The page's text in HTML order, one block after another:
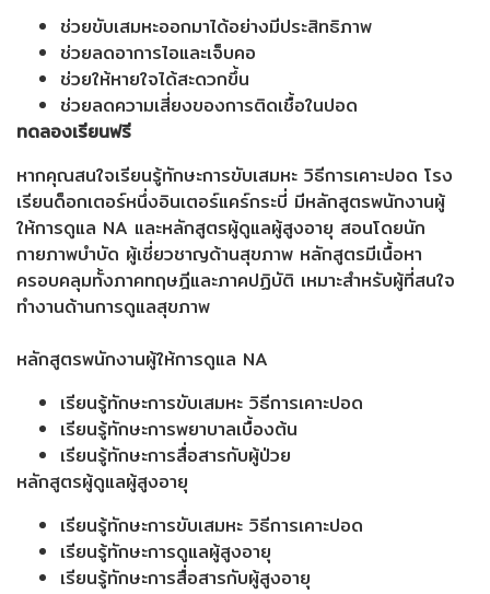
ช่วยขับเสมหะออกมาได้อย่างมีประสิทธิภาพ
ช่วยลดอาการไอและเจ็บคอ
ช่วยให้หายใจได้สะดวกขึ้น
ช่วยลดความเสี่ยงของการติดเชื้อในปอด
ทดลองเรียนฟรี
หากคุณสนใจเรียนรู้ทักษะการขับเสมหะ วิธีการเคาะปอด โรง
เรียนด็อกเตอร์หนึ่งอินเตอร์แคร์กระบี่ มีหลักสูตรพนักงานผู้
ให้การดูแล NA และหลักสูตรผู้ดูแลผู้สูงอายุ สอนโดยนัก
กายภาพบำบัด ผู้เชี่ยวชาญด้านสุขภาพ หลักสูตรมีเนื้อหา
ครอบคลุมทั้งภาคทฤษฎีและภาคปฏิบัติ เหมาะสำหรับผู้ที่สนใจ
ทำงานด้านการดูแลสุขภาพ
หลักสูตรพนักงานผู้ให้การดูแล NA
เรียนรู้ทักษะการขับเสมหะ วิธีการเคาะปอด
เรียนรู้ทักษะการพยาบาลเบื้องต้น
เรียนรู้ทักษะการสื่อสารกับผู้ป่วย
หลักสูตรผู้ดูแลผู้สูงอายุ
เรียนรู้ทักษะการขับเสมหะ วิธีการเคาะปอด
เรียนรู้ทักษะการดูแลผู้สูงอายุ
เรียนรู้ทักษะการสื่อสารกับผู้สูงอายุ